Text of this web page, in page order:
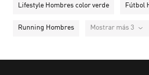
Lifestyle Hombres color verde Fútbol
Running Hombres Mostrar más 3